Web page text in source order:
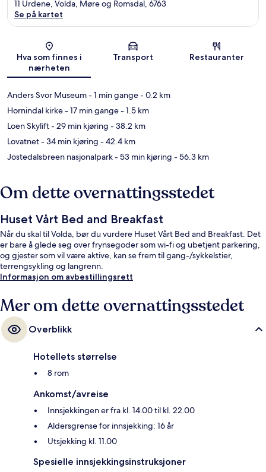
Kart
11 Urdene, Volda, Møre og Romsdal, 6763
Se på kartet
Hva som finnes i
nærheten
Transport Restauranter
Anders Svor Museum- 1 min gange- 0.2 km
Hornindal kirke- 17 min gange- 1.5 km
Loen Skylift- 29 min kjøring - 38.2 km
Lovatnet- 34 min kjøring - 42.4 km
Jostedalsbreen nasjonalpark- 53 min kjøring - 56.3 km
Om dette overnattingsstedet
Huset Vårt Bed and Breakfast
Når du skal til Volda, bør du vurdere Huset Vårt Bed and Breakfast. Det
er bare å glede seg over frynsegoder som wi-fi og ubetjent parkering,
og gjester som vil være aktive, kan se frem til gang-/sykkelstier,
terrengsykling og langrenn.
Informasjon om avbestillingsrett
Mer om dette overnattingsstedet
Overblikk
Hotellets størrelse
8 rom
Ankomst/avreise
Innsjekkingen er fra kl. 14.00 til kl. 22.00
Aldersgrense for innsjekking: 16 år
Utsjekking kl. 11.00
Spesielle innsjekkingsinstruksjoner